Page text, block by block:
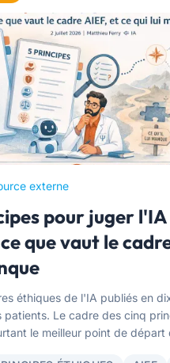
externe
pour juger
que vaut le
éthiques de l'IA publiés en
patients. Le cadre des cinq
le meilleur point de